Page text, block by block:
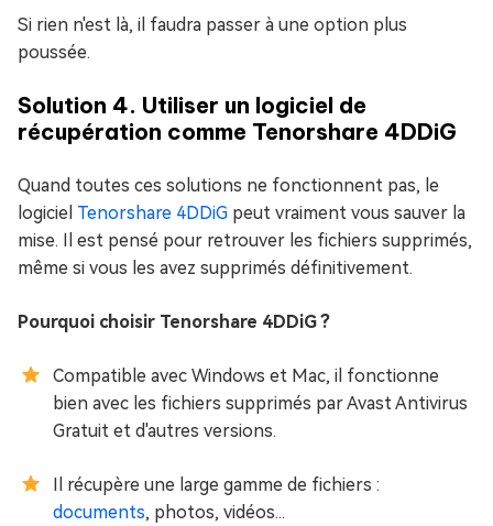
Si rien n'est là, il faudra passer à une option plus
poussée.
Solution 4. Utiliser un logiciel de
récupération comme Tenorshare 4DDiG
Quand toutes ces solutions ne fonctionnent pas, le
logiciel Tenorshare 4DDiG peut vraiment vous sauver la
mise. Il est pensé pour retrouver les fichiers supprimés,
même si vous les avez supprimés définitivement.
Pourquoi choisir Tenorshare 4DDiG ?
Compatible avec Windows et Mac, il fonctionne
bien avec les fichiers supprimés par Avast Antivirus
Gratuit et d'autres versions.
Il récupère une large gamme de fichiers :
documents, photos, vidéos...